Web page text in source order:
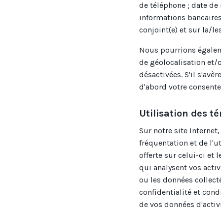
de téléphone ; date
informations
conjoint(e) et sur la/
Nous pourrions
de géolocalisation et/
désactivées. S'il
d'abord votre
Utilisation des
Sur notre site
fréquentation et de
offerte sur celui-ci et
qui analysent vos
ou les données
confidentialité et
de vos données